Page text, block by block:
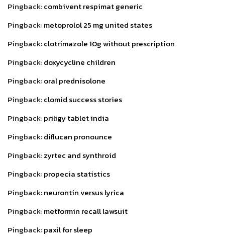
Pingback:combivent respimat generic
Pingback:metoprolol 25 mg united states
Pingback:clotrimazole 10g without prescription
Pingback:doxycycline children
Pingback:oral prednisolone
Pingback:clomid success stories
Pingback:priligy tablet india
Pingback:diflucan pronounce
Pingback:zyrtec and synthroid
Pingback:propecia statistics
Pingback:neurontin versus lyrica
Pingback:metformin recall lawsuit
Pingback:paxil for sleep